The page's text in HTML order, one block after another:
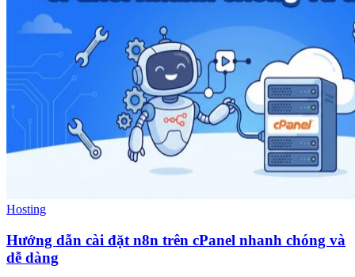
Hosting
Hướng dẫn cài đặt n8n trên cPanel nhanh chóng và
dễ dàng